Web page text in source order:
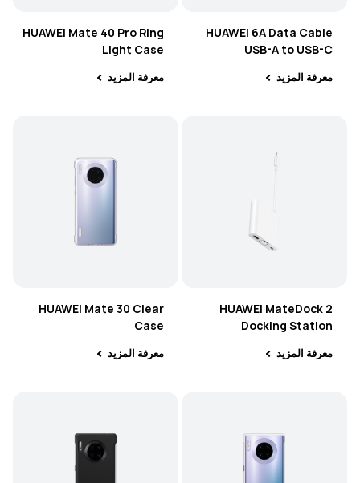
HUAWEI 6A Data Cable
USB-A to USB-C
معرفة المزيد
HUAWEI Mate 40 Pro Ring
Light Case
معرفة المزيد
HUAWEI MateDock 2
Docking Station
معرفة المزيد
HUAWEI Mate 30 Clear
Case
معرفة المزيد